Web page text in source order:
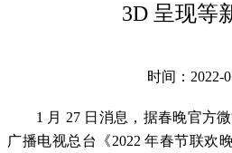
3D 呈现等
时间：2022-
1 月 27 日消息，据春晚官方
广播电视总台《2022 年春节联欢